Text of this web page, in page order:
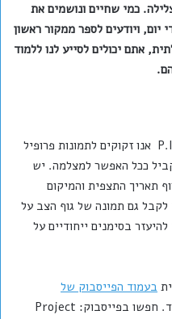
כמי שחיים ונושמים את
ויודעים לספר ממקור ראשון
אתם יכולים לסייע לנו ללמוד
לצורך זיהוי מיטבי בתכנת P.I.T.M.A.R אנו זקוקים לתמונות פרופיל
ככל האפשר למצלמה. יש
תאריך התצפית והמיקום
גם תמונה של גוף הצב על
בסימנים ייחודיים על
בעמוד הפייסבוק של
, או לפרסם אותן כפוסט בעמוד. חפשו בפייסבוק: Project